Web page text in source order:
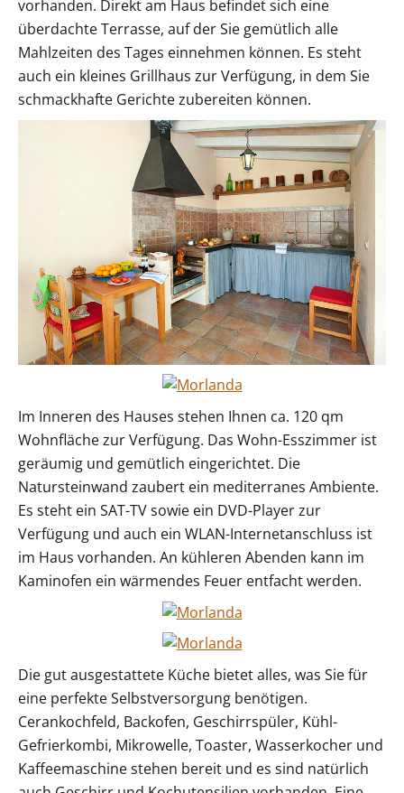
vorhanden. Direkt am Haus befindet sich eine
überdachte Terrasse, auf der Sie gemütlich alle
Mahlzeiten des Tages einnehmen können. Es steht
auch ein kleines Grillhaus zur Verfügung, in dem Sie
schmackhafte Gerichte zubereiten können.
Im Inneren des Hauses stehen Ihnen ca. 120 qm
Wohnfläche zur Verfügung. Das Wohn-Esszimmer ist
geräumig und gemütlich eingerichtet. Die
Natursteinwand zaubert ein mediterranes Ambiente.
Es steht ein SAT-TV sowie ein DVD-Player zur
Verfügung und auch ein WLAN-Internetanschluss ist
im Haus vorhanden. An kühleren Abenden kann im
Kaminofen ein wärmendes Feuer entfacht werden.
Die gut ausgestattete Küche bietet alles, was Sie für
eine perfekte Selbstversorgung benötigen.
Cerankochfeld, Backofen, Geschirrspüler, Kühl-
Gefrierkombi, Mikrowelle, Toaster, Wasserkocher und
Kaffeemaschine stehen bereit und es sind natürlich